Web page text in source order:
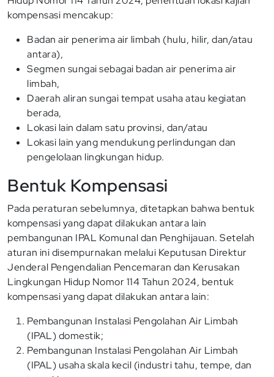
kompensasi mencakup:
Badan air penerima air limbah (hulu, hilir, dan/atau
antara),
Segmen sungai sebagai badan air penerima air
limbah,
Daerah aliran sungai tempat usaha atau kegiatan
berada,
Lokasi lain dalam satu provinsi, dan/atau
Lokasi lain yang mendukung perlindungan dan
pengelolaan lingkungan hidup.
Bentuk Kompensasi
Pada peraturan sebelumnya, ditetapkan bahwa bentuk
kompensasi yang dapat dilakukan antara lain
pembangunan IPAL Komunal dan Penghijauan. Setelah
aturan ini disempurnakan melalui Keputusan Direktur
Jenderal Pengendalian Pencemaran dan Kerusakan
Lingkungan Hidup Nomor 114 Tahun 2024, bentuk
kompensasi yang dapat dilakukan antara lain:
Pembangunan Instalasi Pengolahan Air Limbah
(IPAL) domestik;
Pembangunan Instalasi Pengolahan Air Limbah
(IPAL) usaha skala kecil (industri tahu, tempe, dan